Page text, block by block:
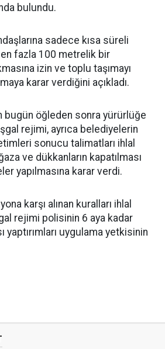
bulundu.
sadece kısa süreli
fazla 100 metrelik bir
izin ve toplu taşımayı
karar verdiğini açıkladı.
bugün öğleden sonra yürürlüğe
rejimi, ayrıca belediyelerin
sonucu talimatları ihlal
ve dükkanların kapatılması
yapılmasına karar verdi.
karşı alınan kuralları ihlal
rejimi polisinin 6 aya kadar
yaptırımları uygulama yetkisinin